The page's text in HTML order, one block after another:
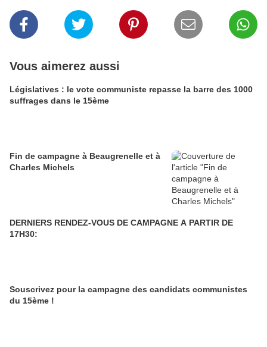
Vous aimerez aussi
Législatives : le vote communiste repasse la barre des 1000
suffrages dans le 15ème
Fin de campagne à Beaugrenelle et à
Charles Michels
DERNIERS RENDEZ-VOUS DE CAMPAGNE A PARTIR DE
17H30:
Souscrivez pour la campagne des candidats communistes
du 15ème !